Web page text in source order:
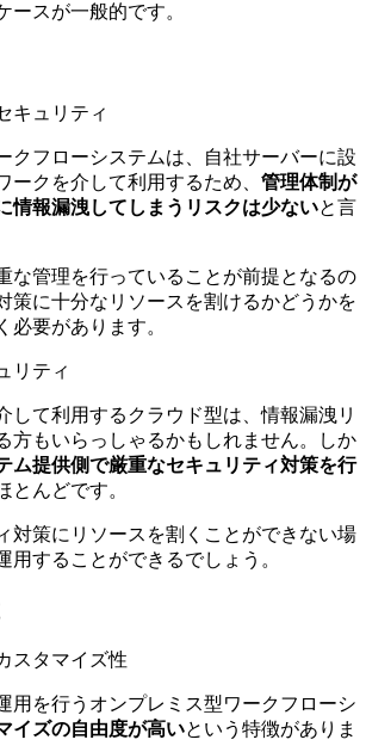
ースが一般的です。
キュリティ
クフローシステムは、自社サーバーに設
ークを介して利用するため、 管理体制が
情報漏洩してしまうリスクは少ないと言
な管理を行っていることが前提となるの
策に十分なリソースを割けるかどうかを
必要があります。
リティ
して利用するクラウド型は、情報漏洩リ
方もいらっしゃるかもしれません。しか
ム提供側で厳重なセキュリティ対策を行
とんどです。
対策にリソースを割くことができない場
用することができるでしょう。
スタマイズ性
用を行うオンプレミス型ワークフローシ
イズの自由度が高いという特徴がありま